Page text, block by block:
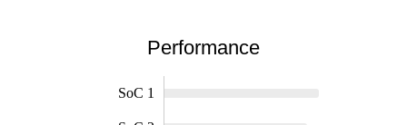
Performance
SoC 1